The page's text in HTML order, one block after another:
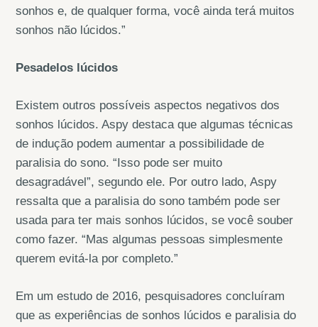
sonhos e, de qualquer forma, você ainda terá muitos
sonhos não lúcidos.”
Pesadelos lúcidos
Existem outros possíveis aspectos negativos dos
sonhos lúcidos. Aspy destaca que algumas técnicas
de indução podem aumentar a possibilidade de
paralisia do sono. “Isso pode ser muito
desagradável”, segundo ele. Por outro lado, Aspy
ressalta que a paralisia do sono também pode ser
usada para ter mais sonhos lúcidos, se você souber
como fazer. “Mas algumas pessoas simplesmente
querem evitá-la por completo.”
Em um estudo de 2016, pesquisadores concluíram
que as experiências de sonhos lúcidos e paralisia do